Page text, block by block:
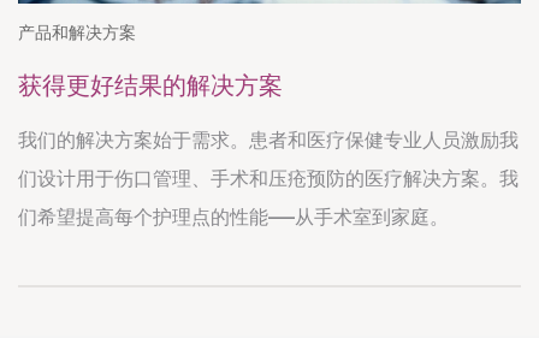
产品和解决方案
获得更好结果的解决方案
我们的解决方案始于需求。患者和医疗保健专业人员激励我
们设计用于伤口管理、手术和压疮预防的医疗解决方案。我
们希望提高每个护理点的性能——从手术室到家庭。